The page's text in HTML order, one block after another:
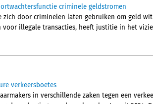
criminele geldstromen
door criminelen laten gebruiken om geld wit
illegale transacties, heeft justitie in het
verkeersboetes
in verschillende zaken tegen een